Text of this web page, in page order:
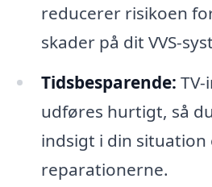
reducerer risikoen
skader på dit VVS-
Tidsbesparende:
udføres hurtigt, så
indsigt i din situation
reparationerne.